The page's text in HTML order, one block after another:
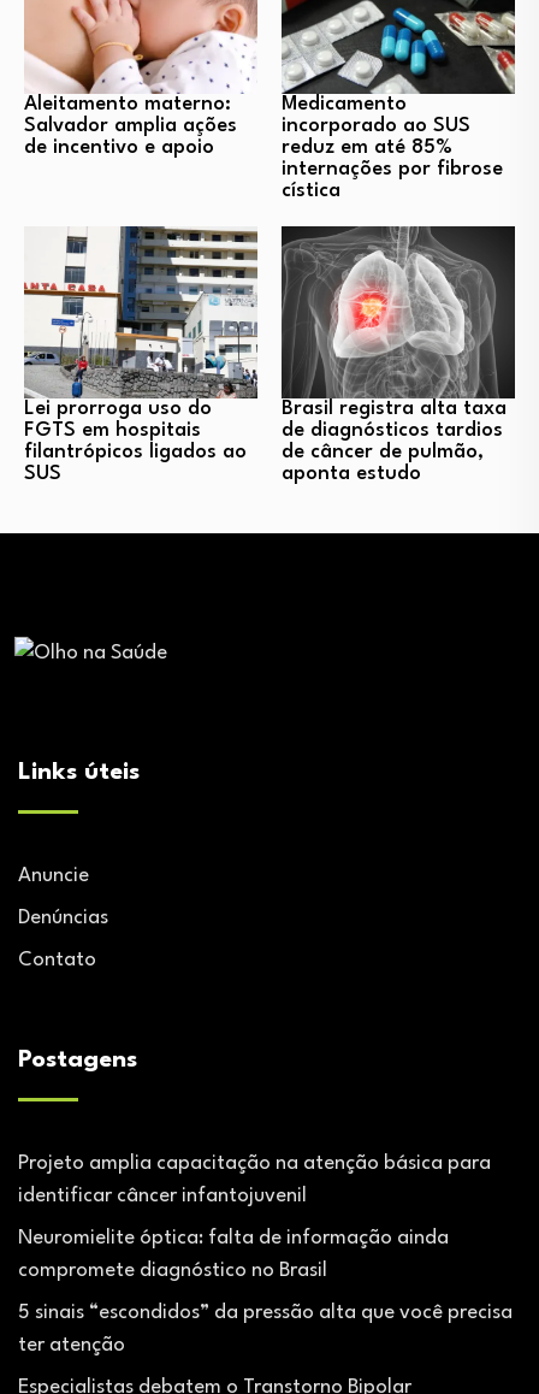
Aleitamento materno:
Salvador amplia ações
de incentivo e apoio
Medicamento
incorporado ao SUS
reduz em até 85%
internações por fibrose
cística
Lei prorroga uso do
FGTS em hospitais
filantrópicos ligados ao
SUS
Brasil registra alta taxa
de diagnósticos tardios
de câncer de pulmão,
aponta estudo
Links úteis
Anuncie
Denúncias
Contato
Postagens
Projeto amplia capacitação na atenção básica para
identificar câncer infantojuvenil
Neuromielite óptica: falta de informação ainda
compromete diagnóstico no Brasil
5 sinais “escondidos” da pressão alta que você precisa
ter atenção
Especialistas debatem o Transtorno Bipolar